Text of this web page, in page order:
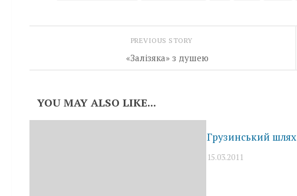
PREVIOUS STORY
«Залізяка» з душею
YOU MAY ALSO LIKE...
Грузинський шлях
15.03.2011